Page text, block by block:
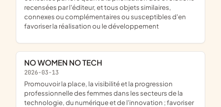
recensées par l'éditeur, et tous objets similaires,
connexes ou complémentaires ou susceptibles d'en
favoriser la réalisation ou le développement
NO WOMEN NO TECH
2026-03-13
promouvoir la place, la visibilité et la progression
professionnelle des femmes dans les secteurs de la
technologie, du numérique et de l'innovation ; favoriser